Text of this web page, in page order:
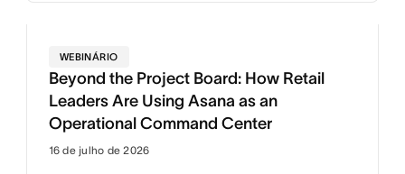
WEBINÁRIO
Beyond the Project Board: How Retail
Leaders Are Using Asana as an
Operational Command Center
16 de julho de 2026